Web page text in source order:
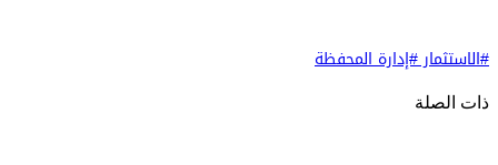
#الاستثمار#إدارة المحفظة
ذات الصلة